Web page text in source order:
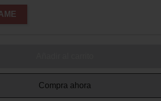
Compra ahora